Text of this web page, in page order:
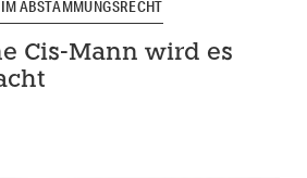
ABSTAMMUNGSRECHT
Cis-Mann wird es